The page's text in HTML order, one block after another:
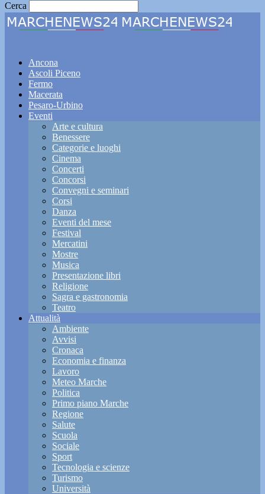
Cerca
Ancona
Ascoli Piceno
Fermo
Macerata
Pesaro-Urbino
Eventi
Arte e cultura
Benessere
Categorie e luoghi
Cinema
Concerti
Concorsi
Convegni e seminari
Corsi
Danza
Eventi del mese
Festival
Mercatini
Mostre
Musica
Presentazione libri
Religione
Sagra e gastronomia
Teatro
Attualità
Ambiente
Avvisi
Cronaca
Economia e finanza
Lavoro
Meteo Marche
Politica
Primo piano Marche
Regione
Salute
Scuola
Sociale
Sport
Tecnologia e scienze
Turismo
Università